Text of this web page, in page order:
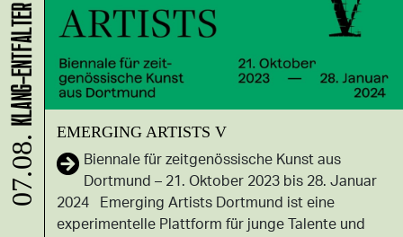
EMERGING ARTISTS V
Biennale für zeitgenössische Kunst aus
Dortmund – 21. Oktober 2023 bis 28. Januar
2024 Emerging Artists Dortmund ist eine
experimentelle Plattform für junge Talente und
07.08.